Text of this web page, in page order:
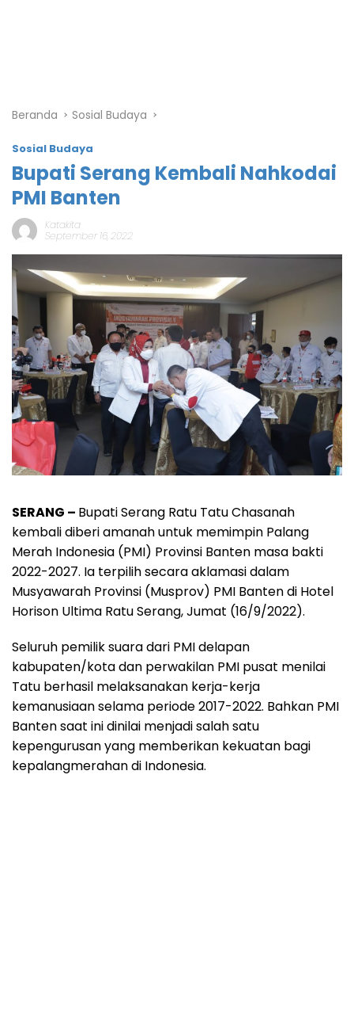
Beranda Sosial Budaya
Sosial Budaya
Bupati Serang Kembali Nahkodai
PMI Banten
Katakita
September 16, 2022
SERANG – Bupati Serang Ratu Tatu Chasanah
kembali diberi amanah untuk memimpin Palang
Merah Indonesia (PMI) Provinsi Banten masa bakti
2022-2027. Ia terpilih secara aklamasi dalam
Musyawarah Provinsi (Musprov) PMI Banten di Hotel
Horison Ultima Ratu Serang, Jumat (16/9/2022).
Seluruh pemilik suara dari PMI delapan
kabupaten/kota dan perwakilan PMI pusat menilai
Tatu berhasil melaksanakan kerja-kerja
kemanusiaan selama periode 2017-2022. Bahkan PMI
Banten saat ini dinilai menjadi salah satu
kepengurusan yang memberikan kekuatan bagi
kepalangmerahan di Indonesia.